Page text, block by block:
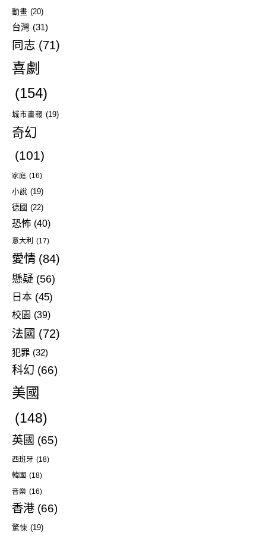
動畫 (20)
台灣 (31)
同志 (71)
喜劇
(154)
城市畫報 (19)
奇幻
(101)
家庭 (16)
小說 (19)
德國 (22)
恐怖 (40)
意大利 (17)
愛情 (84)
懸疑 (56)
日本 (45)
校園 (39)
法國 (72)
犯罪 (32)
科幻 (66)
美國
(148)
英國 (65)
西班牙 (18)
韓國 (18)
音樂 (16)
香港 (66)
驚悚 (19)